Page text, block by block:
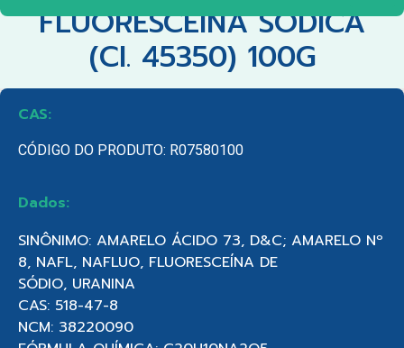
FLUORESCEINA SODICA
(CI. 45350) 100G
CAS:
CÓDIGO DO PRODUTO: R07580100
Dados:
SINÔNIMO: AMARELO ÁCIDO 73, D&C; AMARELO Nº
8, NAFL, NAFLUO, FLUORESCEÍNA DE
SÓDIO, URANINA
CAS: 518-47-8
NCM: 38220090